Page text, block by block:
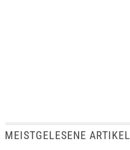
MEISTGELESENE ARTIKEL